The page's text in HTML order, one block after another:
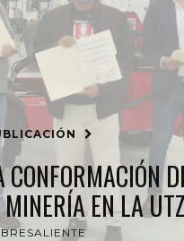
CONFORMACIÓN
EN LA